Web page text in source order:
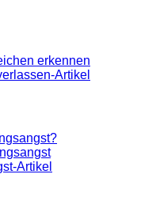
erkennen
Artikel
Artikel